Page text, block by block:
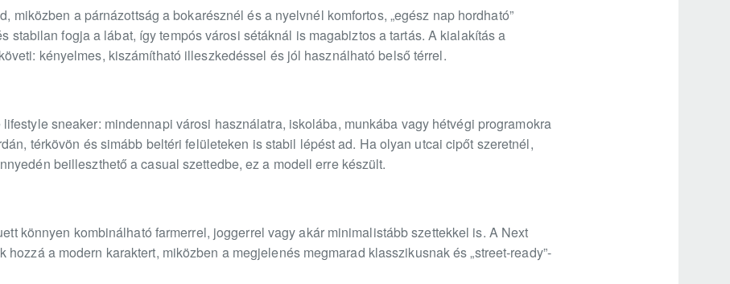
miközben a párnázottság a bokarésznél és a nyelvnél komfortos, „egész nap hordható”
stabilan fogja a lábat, így tempós városi sétáknál is magabiztos a tartás. A kialakítás a
kényelmes, kiszámítható illeszkedéssel és jól használható belső térrel.
sneaker: mindennapi városi használatra, iskolába, munkába vagy hétvégi programokra
térkövön és simább beltéri felületeken is stabil lépést ad. Ha olyan utcai cipőt szeretnél,
beilleszthető a casual szettedbe, ez a modell erre készült.
könnyen kombinálható farmerrel, joggerrel vagy akár minimalistább szettekkel is. A Next
hozzá a modern karaktert, miközben a megjelenés megmarad klasszikusnak és „street-ready”-